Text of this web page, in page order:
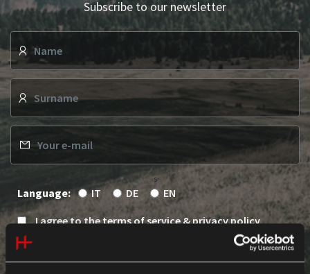
Subscribe to our newsletter
s
Language: IT DE EN
I agree to theterms of service & privacy policy
Subscribe